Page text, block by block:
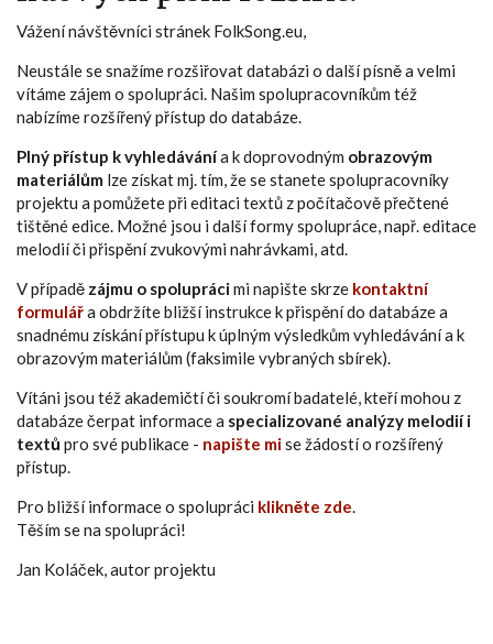
Vážení návštěvníci stránek FolkSong.eu,
Neustále se snažíme rozšiřovat databázi o další písně a velmi
vítáme zájem o spolupráci. Našim spolupracovníkům též
nabízíme rozšířený přístup do databáze.
Plný přístup k vyhledávánía k doprovodným obrazovým
materiálům lze získat mj. tím, že se stanete spolupracovníky
projektu a pomůžete při editaci textů z počítačově přečtené
tištěné edice. Možné jsou i další formy spolupráce, např. editace
melodií či přispění zvukovými nahrávkami, atd.
V případě zájmu o spoluprácimi napište skrze kontaktní
formulářa obdržíte bližší instrukce k přispění do databáze a
snadnému získání přístupu k úplným výsledkům vyhledávání a k
obrazovým materiálům (faksimile vybraných sbírek).
Vítáni jsou též akademičtí či soukromí badatelé, kteří mohou z
databáze čerpat informace a specializované analýzy melodií i
textůpro své publikace - napište mise žádostí o rozšířený
přístup.
Pro bližší informace o spolupráci klikněte zde.
Těším se na spolupráci!
Jan Koláček, autor projektu